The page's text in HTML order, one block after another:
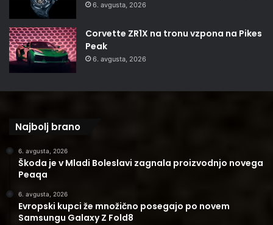
6. avgusta, 2026
Corvette ZR1X na tronu vzpona na Pikes
Peak
6. avgusta, 2026
Najbolj brano
6. avgusta, 2026
Škoda je v Mladi Boleslavi zagnala proizvodnjo novega
Peaqa
6. avgusta, 2026
Evropski kupci že množično posegajo po novem
Samsungu Galaxy Z Fold8